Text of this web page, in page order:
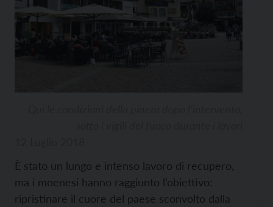
È stato un lungo e intenso lavoro di recupero,
ma i moenesi hanno raggiunto l’obiettivo:
ripristinare il cuore del paese sconvolto dalla